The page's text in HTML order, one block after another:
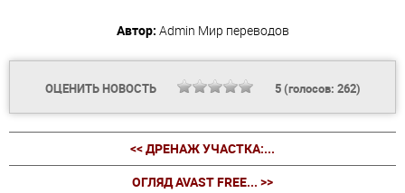
Автор: Admin Мир переводов
ОЦЕНИТЬ НОВОСТЬ 5(голосов: 262)
<< ДРЕНАЖ УЧАСТКА:...
ОГЛЯД AVAST FREE... >>